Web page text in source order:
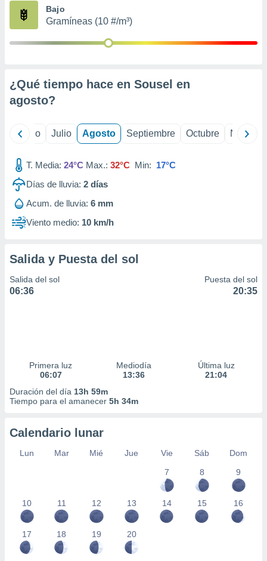
publicidad
1199
Bajo
Gramíneas (10 #/m³)
¿Qué tiempo hace en Sousel en
agosto?
Junio Julio Agosto Septiembre Octubre
T. Media: 24°C Max.: 32°C Min: 17°C
Días de lluvia: 2 días
Acum. de lluvia: 6 mm
Viento medio: 10 km/h
Salida y Puesta del sol
Salida del sol
06:36
Puesta del sol
20:35
Primera luz
06:07
Mediodía
13:36
Última luz
21:04
Duración del día 13h 59m
Tiempo para el amanecer 5h 34m
Calendario lunar
Lun Mar Mié Jue Vie Sáb
Dom
7
8 9
10 11 12 13 14 15 16
17 18 19 20